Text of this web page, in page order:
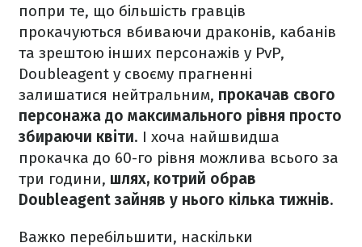
попри те, що більшість гравців
прокачуються вбиваючи драконів, кабанів
та зрештою інших персонажів у PvP,
Doubleagent у своєму прагненні
залишатися нейтральним, прокачав свого
персонажа до максимального рівня просто
збираючи квіти. І хоча найшвидша
прокачка до 60-го рівня можлива всього за
три години, шлях, котрий обрав
Doubleagent зайняв у нього кілька тижнів.
Важко перебільшити, наскільки